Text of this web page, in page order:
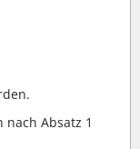
Absatz 1